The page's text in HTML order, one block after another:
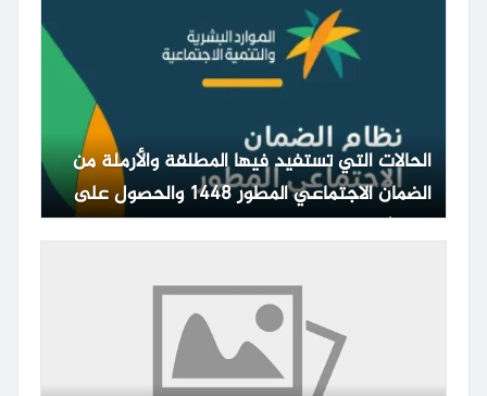
الحالات التي تستفيد فيها المطلقة والأرملة من
الضمان الاجتماعي المطور 1448 والحصول على
المعاش